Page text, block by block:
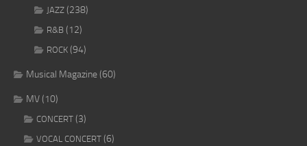
JAZZ (238)
R&B (12)
ROCK (94)
Musical Magazine(60)
MV(10)
CONCERT (3)
VOCAL CONCERT (6)